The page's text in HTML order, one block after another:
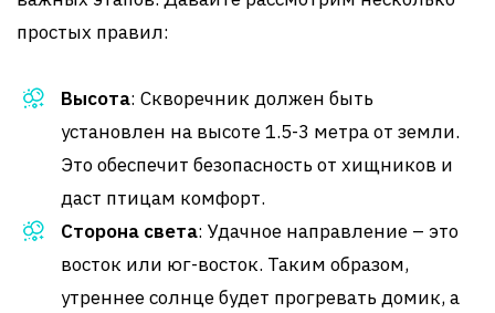
простых правил:
Высота: Скворечник должен быть
установлен на высоте 1.5-3 метра от земли.
Это обеспечит безопасность от хищников и
даст птицам комфорт.
Сторона света: Удачное направление – это
восток или юг-восток. Таким образом,
утреннее солнце будет прогревать домик, а